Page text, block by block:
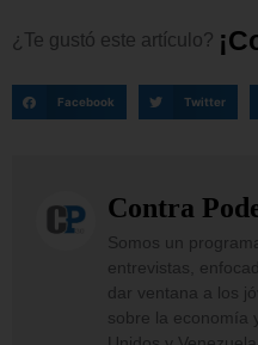
¿Te gustó este artículo? ¡C
Facebook Twitter
Contra
Somos un
entrevistas,
dar ventana a los
sobre la economía